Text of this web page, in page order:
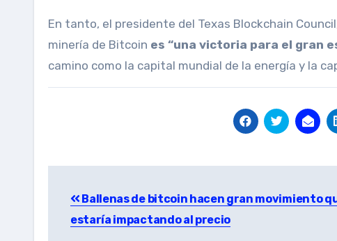
En tanto, el presidente del Texas Blockchain
minería de Bitcoin es “una victoria para el gran
camino como la capital mundial de la energía y la
navigation
Ballenas de bitcoin hacen gran movimiento
estaría impactando al precio